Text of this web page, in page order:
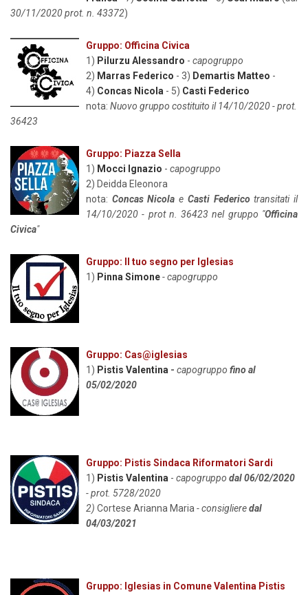
30/11/2020 prot. n. 43372)
Gruppo: Officina Civica
1) Pilurzu Alessandro - capogruppo
2) Marras Federico - 3) Demartis Matteo -
4) Concas Nicola - 5) Casti Federico
nota: Nuovo gruppo costituito il 14/10/2020 - prot.
36423
Gruppo: Piazza Sella
1) Mocci Ignazio - capogruppo
2) Deidda Eleonora
nota: Concas Nicola e Casti Federicotransitati il
14/10/2020 - prot n. 36423 nel gruppo "Officina
Civica"
Gruppo: Il tuo segno per Iglesias
1) Pinna Simone- capogruppo
Gruppo: Cas@iglesias
1) Pistis Valentina - capogruppo finoal
05/02/2020
Gruppo: Pistis Sindaca Riformatori Sardi
1) Pistis Valentina - capogruppo dal 06/02/2020
- prot. 5728/2020
2) Cortese Arianna Maria -consiglieredal
04/03/2021
Gruppo: Iglesias in Comune Valentina Pistis